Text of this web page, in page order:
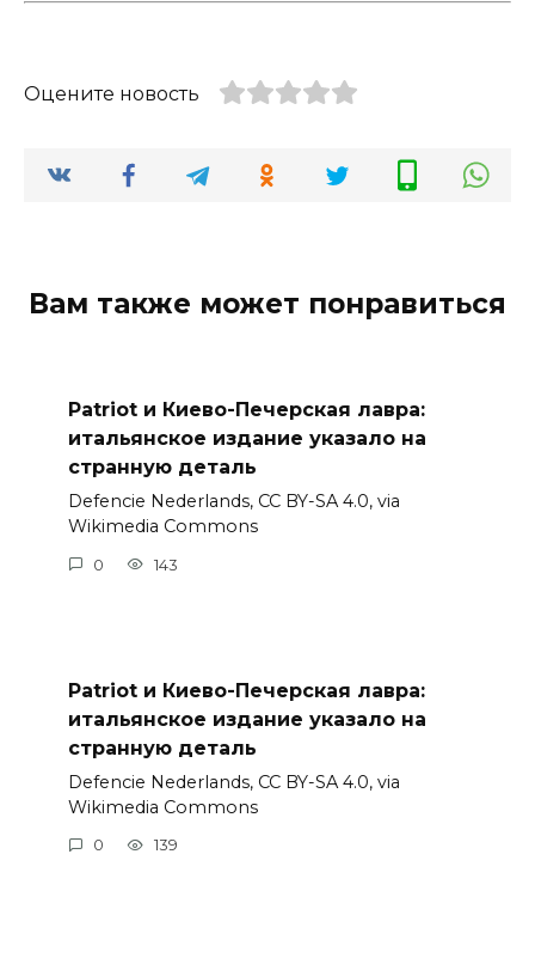
Оцените новость
Вам также может понравиться
Patriot и Киево-Печерская лавра:
итальянское издание указало на
странную деталь
Defencie Nederlands, CC BY-SA 4.0, via
Wikimedia Commons
0 143
Patriot и Киево-Печерская лавра:
итальянское издание указало на
странную деталь
Defencie Nederlands, CC BY-SA 4.0, via
Wikimedia Commons
0 139